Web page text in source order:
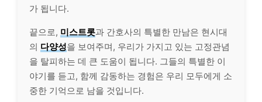
가 됩니다.
끝으로, 미스트롯과 간호사의 특별한 만남은 현시대
의 다양성을 보여주며, 우리가 가지고 있는 고정관념
을 탈피하는 데 큰 도움이 됩니다. 그들의 특별한 이
야기를 듣고, 함께 감동하는 경험은 우리 모두에게 소
중한 기억으로 남을 것입니다.